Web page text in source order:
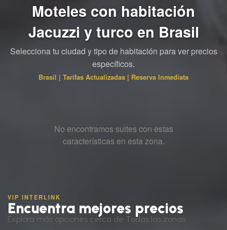
Moteles con habitación
Jacuzzi y turco en Brasil
Selecciona tu ciudad y tipo de habitación para ver precios
específicos.
Brasil | Tarifas Actualizadas | Reserva Inmediata
No encontramos suites con estas
características en esta zona.
VIP INTERLINK
Encuentra mejores precios
Explora más opciones cerca de Todas las zonas